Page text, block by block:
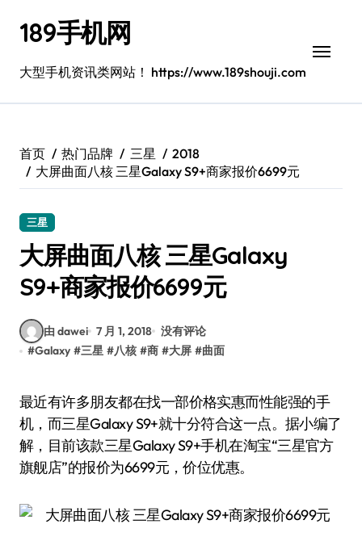
189手机网
大型手机资讯类网站！ https://www.189shouji.com
首页 热门品牌 三星
2018
大屏曲面八核 三星Galaxy S9+商家报价6699元
三星
大屏曲面八核 三星Galaxy
S9+商家报价6699元
由 dawei 7 月 1, 2018 没有评论
#Galaxy #三星 #八核 #商 #大屏 #曲面
最近有许多朋友都在找一部价格实惠而性能强的手
机，而三星Galaxy S9+就十分符合这一点。据小编了
解，目前该款三星Galaxy S9+手机在淘宝“三星官方
旗舰店”的报价为6699元，价位优惠。